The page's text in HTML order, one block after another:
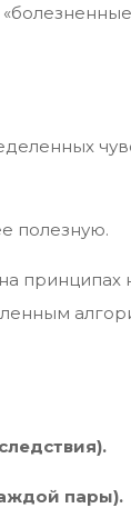
полезную.
пары).